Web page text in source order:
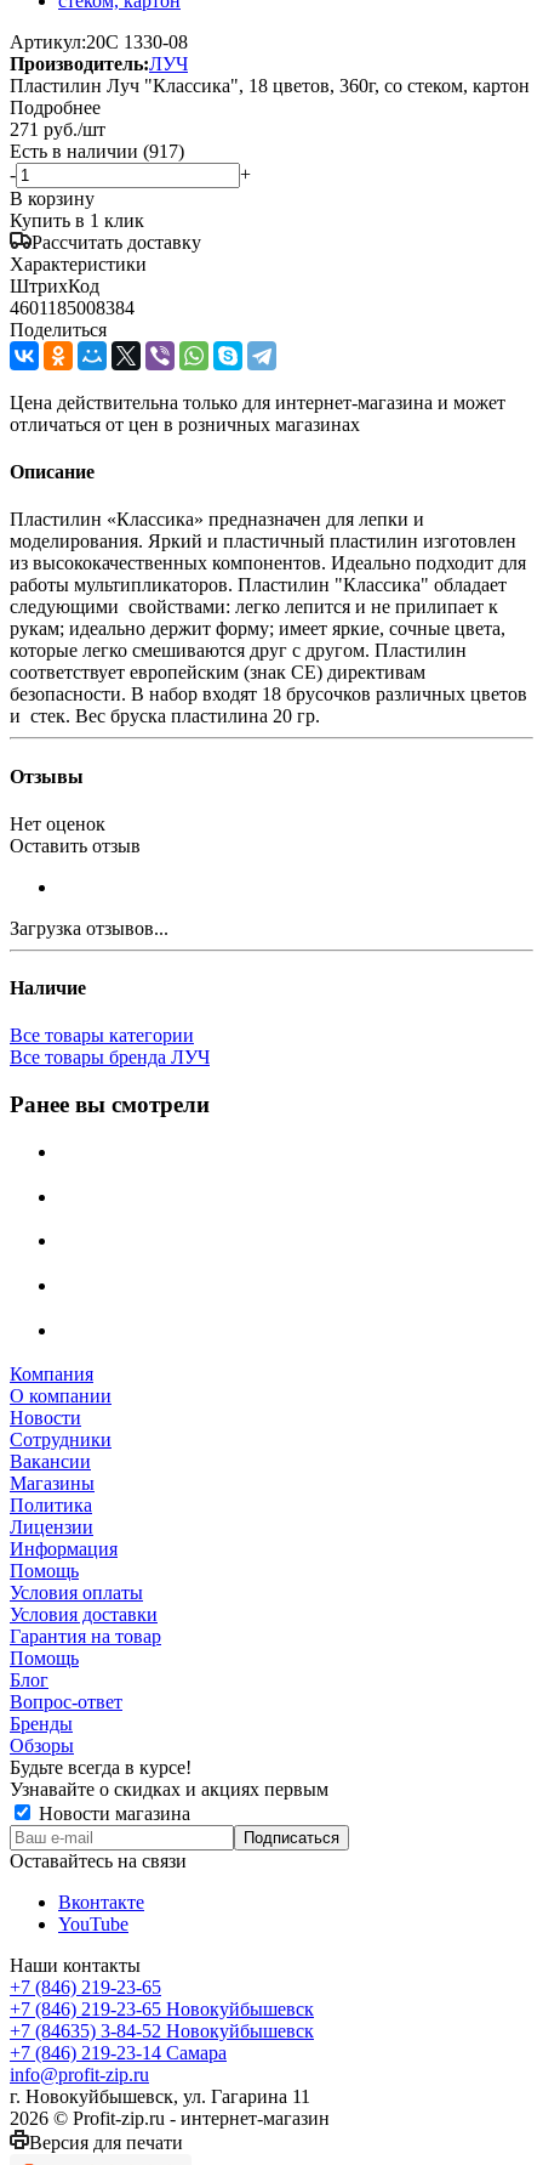
Артикул:20С 1330-08
Производитель:ЛУЧ
Пластилин Луч "Классика", 18 цветов, 360г, со стеком, картон
Подробнее
271 руб./шт
Есть в наличии (917)
-
+
В корзину
Купить в 1 клик
Рассчитать доставку
Характеристики
ШтрихКод
4601185008384
Поделиться
Цена действительна только для интернет-магазина и может
отличаться от цен в розничных магазинах
Описание
Пластилин «Классика» предназначен для лепки и
моделирования. Яркий и пластичный пластилин изготовлен
из высококачественных компонентов. Идеально подходит для
работы мультипликаторов. Пластилин "Классика" обладает
следующими свойствами: легко лепится и не прилипает к
рукам; идеально держит форму; имеет яркие, сочные цвета,
которые легко смешиваются друг с другом. Пластилин
соответствует европейским (знак СЕ) директивам
безопасности. В набор входят 18 брусочков различных цветов
и стек. Вес бруска пластилина 20 гр.
Отзывы
Нет оценок
Оставить отзыв
Загрузка отзывов...
Наличие
Все товары категории
Все товары бренда ЛУЧ
Ранее вы смотрели
Компания
О компании
Новости
Сотрудники
Вакансии
Магазины
Политика
Лицензии
Информация
Помощь
Условия оплаты
Условия доставки
Гарантия на товар
Помощь
Блог
Вопрос-ответ
Бренды
Обзоры
Будьте всегда в курсе!
Узнавайте о скидках и акциях первым
Новости магазина
Оставайтесь на связи
Вконтакте
YouTube
Наши контакты
+7 (846) 219-23-65
+7 (846) 219-23-65 Новокуйбышевск
+7 (84635) 3-84-52 Новокуйбышевск
+7 (846) 219-23-14 Самара
info@profit-zip.ru
г. Новокуйбышевск, ул. Гагарина 11
2026 © Profit-zip.ru - интернет-магазин
Версия для печати